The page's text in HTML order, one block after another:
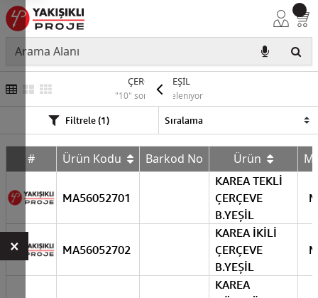
ÇERÇEVE YEŞİL
"10" sonuç listeleniyor
Filtrele (1)
# Ürün Kodu Barkod No Ürün
MA56052701
KAREA TEKLİ
ÇERÇEVE
B.YEŞİL
MA56052702
KAREA İKİLİ
ÇERÇEVE
B.YEŞİL
KAREA
×